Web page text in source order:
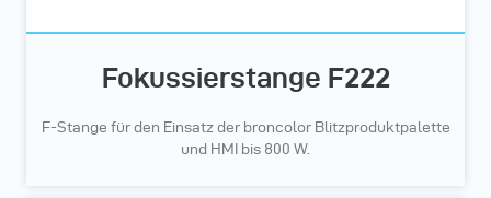
Fokussierstange F222
F-Stange für den Einsatz der broncolor Blitzproduktpalette
und HMI bis 800 W.